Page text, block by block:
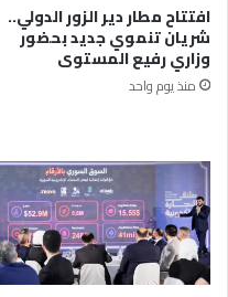
افتتاح مطار دير الزور الدولي..
شريان تنموي جديد بحضور
وزاري رفيع المستوى
منذ يوم واحد